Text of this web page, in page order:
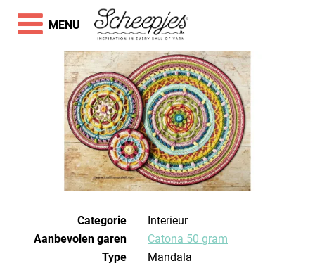
Categorie
Interieur
Aanbevolen garen
Catona 50 gram
Type
Mandala
MENU